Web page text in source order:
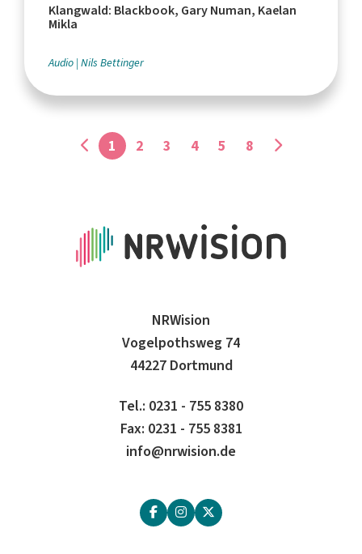
Klangwald: Blackbook, Gary Numan, Kaelan
Mikla
Audio Nils Bettinger
1 2 3 4 5 8
NRWision
Vogelpothsweg 74
44227 Dortmund
Tel.: 0231 - 755 8380
Fax: 0231 - 755 8381
info@nrwision.de